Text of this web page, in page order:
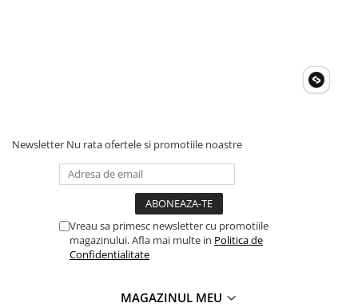
Newsletter Nu rata ofertele si promotiile noastre
Vreau sa primesc newsletter cu promotiile
magazinului. Afla mai multe in Politica de
Confidentialitate
MAGAZINUL MEU